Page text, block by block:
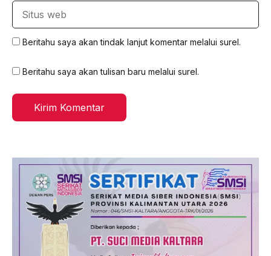
Beritahu saya akan tindak lanjut komentar melalui surel.
Beritahu saya akan tulisan baru melalui surel.